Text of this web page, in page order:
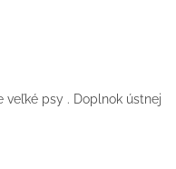
veľké psy . Doplnok ústnej